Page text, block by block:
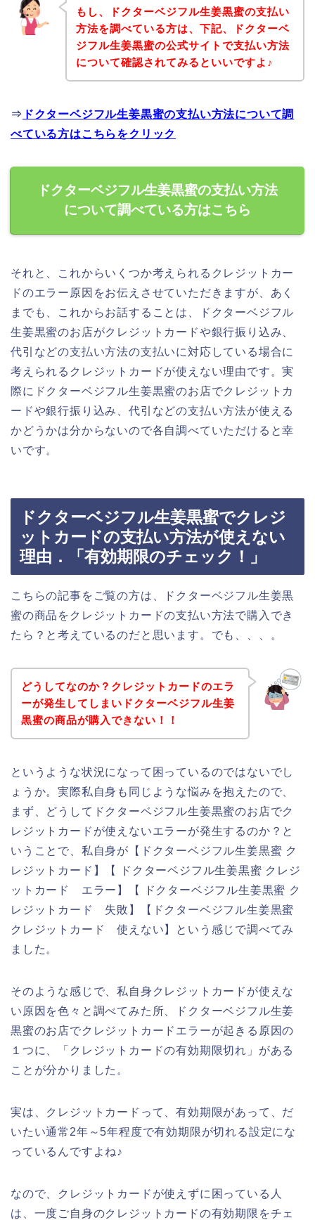
もし、ドクターベジフル生姜黒蜜の支払い
方法を調べている方は、下記、ドクターベ
ジフル生姜黒蜜の公式サイトで支払い方法
について確認されてみるといいですよ♪
⇒ ドクターベジフル生姜黒蜜の支払い方法について調
べている方はこちらをクリック
ドクターベジフル生姜黒蜜の支払い方法
について調べている方はこちら
それと、これからいくつか考えられるクレジットカー
ドのエラー原因をお伝えさせていただきますが、あく
までも、これからお話することは、ドクターベジフル
生姜黒蜜のお店がクレジットカードや銀行振り込み、
代引などの支払い方法の支払いに対応している場合に
考えられるクレジットカードが使えない理由です。実
際にドクターベジフル生姜黒蜜のお店でクレジットカ
ードや銀行振り込み、代引などの支払い方法が使える
かどうかは分からないので各自調べていただけると幸
いです。
ドクターベジフル生姜黒蜜でクレジ
ットカードの支払い方法が使えない
理由．「有効期限のチェック！」
こちらの記事をご覧の方は、ドクターベジフル生姜黒
蜜の商品をクレジットカードの支払い方法で購入でき
たら？と考えているのだと思います。でも、、、。
どうしてなのか？クレジットカードのエラ
ーが発生してしまいドクターベジフル生姜
黒蜜の商品が購入できない！！
というような状況になって困っているのではないでし
ょうか。実際私自身も同じような悩みを抱えたので、
まず、どうしてドクターベジフル生姜黒蜜のお店でク
レジットカードが使えないエラーが発生するのか？と
いうことで、私自身が【ドクターベジフル生姜黒蜜 ク
レジットカード】【 ドクターベジフル生姜黒蜜 クレジ
ットカード エラー】【 ドクターベジフル生姜黒蜜 ク
レジットカード 失敗】【ドクターベジフル生姜黒蜜
クレジットカード 使えない】という感じで調べてみ
ました。
そのような感じで、私自身クレジットカードが使えな
い原因を色々と調べてみた所、ドクターベジフル生姜
黒蜜のお店でクレジットカードエラーが起きる原因の
１つに、「クレジットカードの有効期限切れ」がある
ことが分かりました。
実は、クレジットカードって、有効期限があって、だ
いたい通常2年～5年程度で有効期限が切れる設定にな
っているんですよね♪
なので、クレジットカードが使えずに困っている人
は、一度ご自身のクレジットカードの有効期限をチェ